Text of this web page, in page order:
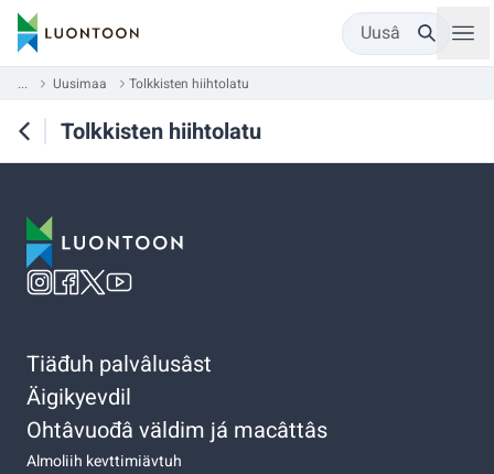
Uusâ
... Uusimaa Tolkkisten hiihtolatu
Tolkkisten hiihtolatu
Tiäđuh palvâlusâst
Äigikyevdil
Ohtâvuođâ väldim já macâttâs
Almoliih kevttimiävtuh